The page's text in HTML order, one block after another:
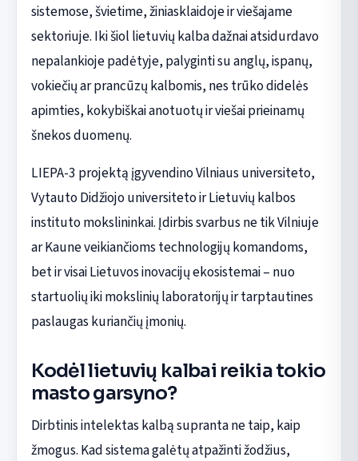
sistemose, švietime, žiniasklaidoje ir viešajame
sektoriuje. Iki šiol lietuvių kalba dažnai atsidurdavo
nepalankioje padėtyje, palyginti su anglų, ispanų,
vokiečių ar prancūzų kalbomis, nes trūko didelės
apimties, kokybiškai anotuotų ir viešai prieinamų
šnekos duomenų.
LIEPA-3 projektą įgyvendino Vilniaus universiteto,
Vytauto Didžiojo universiteto ir Lietuvių kalbos
instituto mokslininkai. Įdirbis svarbus ne tik Vilniuje
ar Kaune veikiančioms technologijų komandoms,
bet ir visai Lietuvos inovacijų ekosistemai – nuo
startuolių iki mokslinių laboratorijų ir tarptautines
paslaugas kuriančių įmonių.
Kodėl lietuvių kalbai reikia tokio
masto garsyno?
Dirbtinis intelektas kalbą supranta ne taip, kaip
žmogus. Kad sistema galėtų atpažinti žodžius,